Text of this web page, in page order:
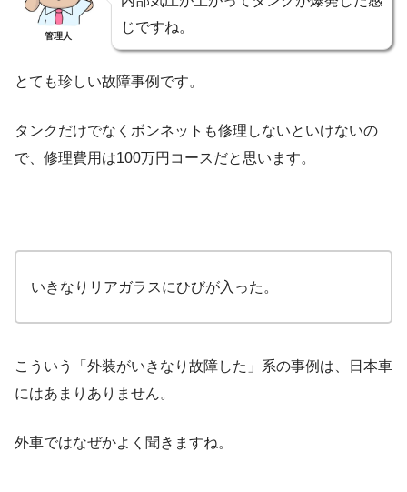
管理人
じですね。
とても珍しい故障事例です。
タンクだけでなくボンネットも修理しないといけないの
で、修理費用は100万円コースだと思います。
いきなりリアガラスにひびが入った。
こういう「外装がいきなり故障した」系の事例は、日本車
にはあまりありません。
外車ではなぜかよく聞きますね。